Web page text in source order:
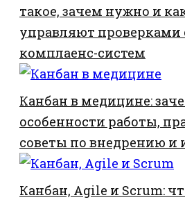
такое, зачем нужно и
управляют
комплаенс-систем
Канбан в медицине:
особенности работы,
советы по внедрению и
Канбан, Agile и Scrum: